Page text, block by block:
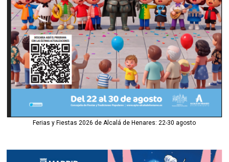
Ferias y Fiestas 2026 de Alcalá de Henares: 22-30 agosto